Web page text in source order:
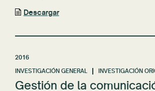
Descargar
2016
INVESTIGACIÓN GENERAL
INVESTIGACIÓN
Gestión de la